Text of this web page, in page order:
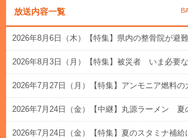
放送内容一覧
2026年8月6日（木）【特集】県内の整骨院が避
2026年8月3日（月）【特集】被災者 いま必要
2026年7月27日（月）【特集】アンモニア燃料の
2026年7月24日（金）【中継】丸源ラーメン 夏
2026年7月24日（金）【特集】夏のスタミナ補